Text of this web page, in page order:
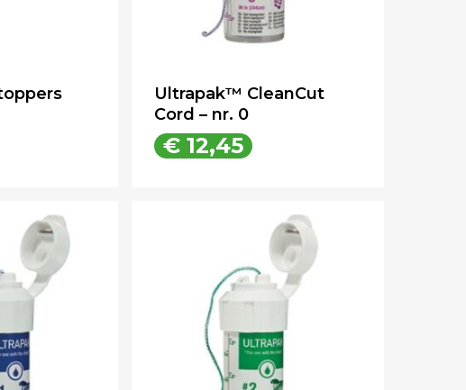
Ultrapak™ CleanCut
Cord – nr. 0
€ 12,45 €